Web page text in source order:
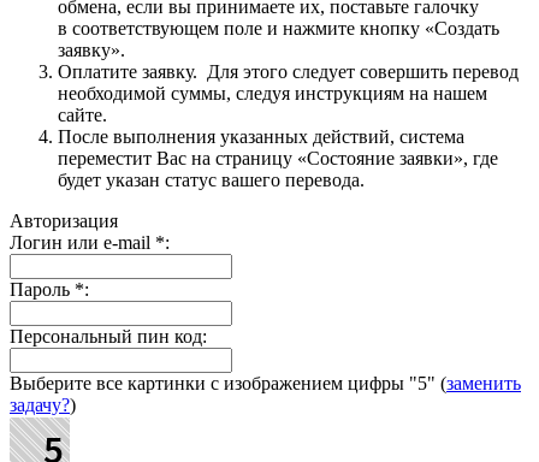
обмена, если вы принимаете их, поставьте галочку
в соответствующем поле и нажмите кнопку «Создать
заявку».
Оплатите заявку. Для этого следует совершить перевод
необходимой суммы, следуя инструкциям на нашем
сайте.
После выполнения указанных действий, система
переместит Вас на страницу «Состояние заявки», где
будет указан статус вашего перевода.
Авторизация
Логин или e-mail *:
Пароль *:
Персональный пин код:
Выберите все картинки с изображением цифры "5" (заменить
задачу?)